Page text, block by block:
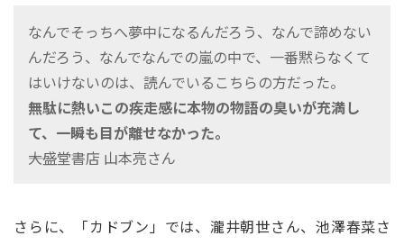
なんでそっちへ夢中になるんだろう、なんで諦めない
んだろう、なんでなんでの嵐の中で、一番黙らなくて
はいけないのは、読んでいるこちらの方だった。
無駄に熱いこの疾走感に本物の物語の臭いが充満し
て、一瞬も目が離せなかった。
――大盛堂書店 山本亮さん
さらに、「カドブン」では、瀧井朝世さん、池澤春菜さ